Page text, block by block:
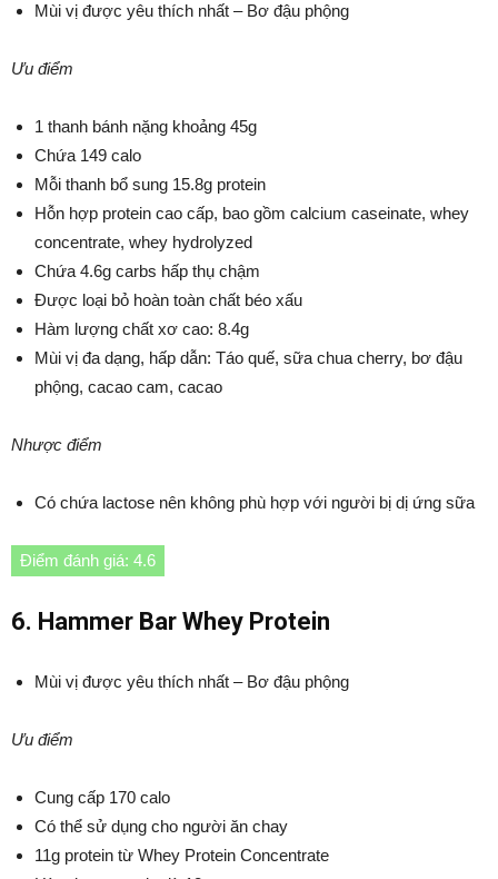
Mùi vị được yêu thích nhất – Bơ đậu phộng
Ưu điểm
1 thanh bánh nặng khoảng 45g
Chứa 149 calo
Mỗi thanh bổ sung 15.8g protein
Hỗn hợp protein cao cấp, bao gồm calcium caseinate, whey
concentrate, whey hydrolyzed
Chứa 4.6g carbs hấp thụ chậm
Được loại bỏ hoàn toàn chất béo xấu
Hàm lượng chất xơ cao: 8.4g
Mùi vị đa dạng, hấp dẫn: Táo quế, sữa chua cherry, bơ đậu
phộng, cacao cam, cacao
Nhược điểm
Có chứa lactose nên không phù hợp với người bị dị ứng sữa
Điểm đánh giá: 4.6
6. Hammer Bar Whey Protein
Mùi vị được yêu thích nhất – Bơ đậu phộng
Ưu điểm
Cung cấp 170 calo
Có thể sử dụng cho người ăn chay
11g protein từ Whey Protein Concentrate